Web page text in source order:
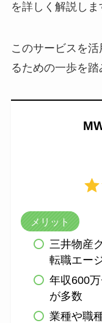
を詳しく解説しま
このサービスを
るための一歩を踏
メリット
三井物産
転職エー
年収600
が多数
業種や職